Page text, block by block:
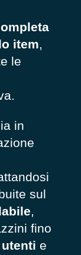
item,
le
in
sul
,
fino
e